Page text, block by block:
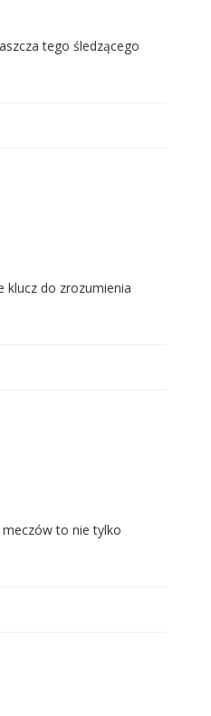
tego śledzącego
klucz do zrozumienia
meczów to nie tylko